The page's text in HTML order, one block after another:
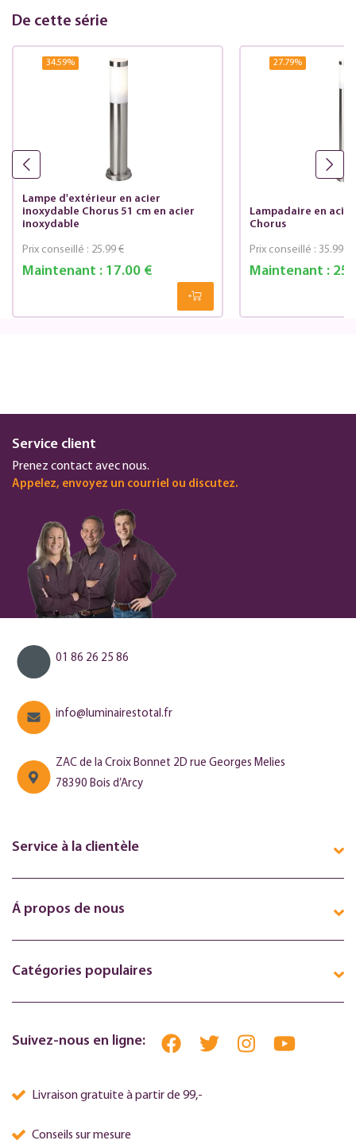
De cette série
34.59%
Lampe d'extérieur en acier
inoxydable Chorus 51 cm en acier
inoxydable
Maintenant :17.00 €
Prix conseillé : 25.99 €
27.79%
Lampadaire en
Chorus
Maintenant :
Prix conseillé : 35.99 €
Service client
Prenez contact avec nous.
Appelez, envoyez un courriel ou discutez.
01 86 26 25 86
info@luminairestotal.fr
ZAC de la Croix Bonnet 2D rue Georges Melies
78390 Bois d’Arcy
Service à la clientèle
Á propos de nous
Catégories populaires
Suivez-nous en ligne:
Livraison gratuite à partir de 99,-
Conseils sur mesure